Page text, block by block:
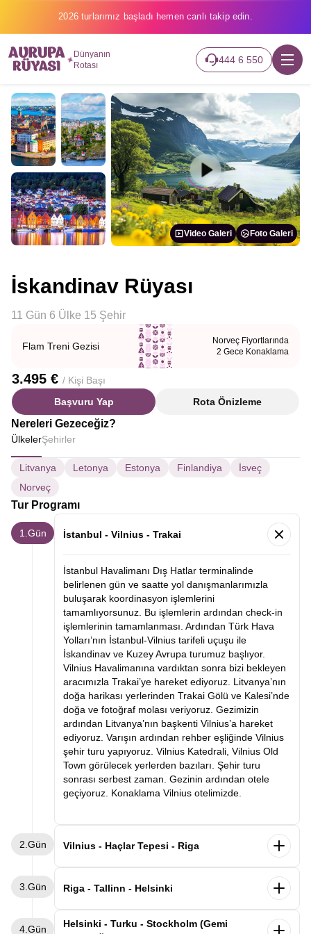
2026 turlarımız başladı hemen canlı takip edin.
Dünyanın
Rotası
444 6 550
Video Galeri Foto Galeri
İskandinav Rüyası
11 Gün 6 Ülke 15 Şehir
Flam Treni Gezisi
Norveç Fiyortlarında
2 Gece Konaklama
3.495 € / Kişi Başı
Başvuru Yap
Rota Önizleme
Nereleri Gezeceğiz?
ÜlkelerŞehirler
Litvanya Letonya Estonya Finlandiya
İsveç
Norveç
Tur Programı
1.Gün İstanbul - Vilnius - Trakai
İstanbul Havalimanı Dış Hatlar terminalinde
belirlenen gün ve saatte yol danışmanlarımızla
buluşarak koordinasyon işlemlerini
tamamlıyorsunuz. Bu işlemlerin ardından check-in
işlemlerinin tamamlanması. Ardından Türk Hava
Yolları’nın İstanbul-Vilnius tarifeli uçuşu ile
İskandinav ve Kuzey Avrupa turumuz başlıyor.
Vilnius Havalimanına vardıktan sonra bizi bekleyen
aracımızla Trakai’ye hareket ediyoruz. Litvanya’nın
doğa harikası yerlerinden Trakai Gölü ve Kalesi’nde
doğa ve fotoğraf molası veriyoruz. Gezimizin
ardından Litvanya’nın başkenti Vilnius’a hareket
ediyoruz. Varışın ardından rehber eşliğinde Vilnius
şehir turu yapıyoruz. Vilnius Katedrali, Vilnius Old
Town görülecek yerlerden bazıları. Şehir turu
sonrası serbest zaman. Gezinin ardından otele
geçiyoruz. Konaklama Vilnius otelimizde.
2.Gün Vilnius - Haçlar Tepesi - Riga
Letonya’nın başkenti Riga’ya hareket ediyoruz.
haçın bir araya gelmesiyle oluşan ve Litvanyalılar
3.Gün Riga - Tallinn - Helsinki
Estonya’nın başkenti Tallinn’e hareket ediyoruz.
4.Gün
Helsinki - Turku - Stockholm (Gemi